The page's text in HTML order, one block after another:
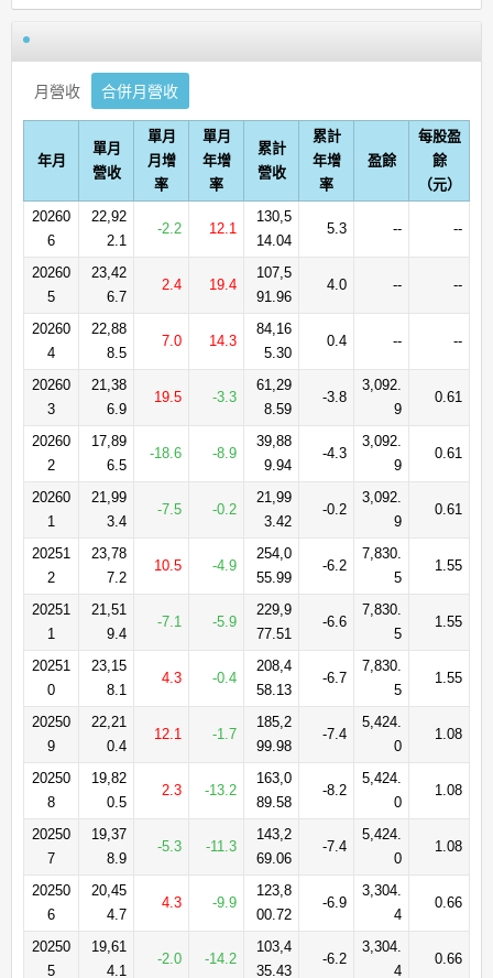
月營收 合併月營收
年月
單月
營收
單月
月增
率
單月
年增
率
累計
營收
累計
年增
率
盈餘
每股盈
餘
（元）
20260
6
22,92
2.1
-2.2 12.1
130,5
14.04
5.3 -- --
20260
5
23,42
6.7
2.4 19.4
107,5
91.96
4.0 -- --
20260
4
22,88
8.5
7.0 14.3
84,16
5.30
0.4 -- --
20260
3
21,38
6.9
19.5 -3.3
61,29
8.59
-3.8
3,092.
9
0.61
20260
2
17,89
6.5
-18.6 -8.9
39,88
9.94
-4.3
3,092.
9
0.61
20260
1
21,99
3.4
-7.5 -0.2
21,99
3.42
-0.2
3,092.
9
0.61
20251
2
23,78
7.2
10.5 -4.9
254,0
55.99
-6.2
7,830.
5
1.55
20251
1
21,51
9.4
-7.1 -5.9
229,9
77.51
-6.6
7,830.
5
1.55
20251
0
23,15
8.1
4.3 -0.4
208,4
58.13
-6.7
7,830.
5
1.55
20250
9
22,21
0.4
12.1 -1.7
185,2
99.98
-7.4
5,424.
0
1.08
20250
8
19,82
0.5
2.3 -13.2
163,0
89.58
-8.2
5,424.
0
1.08
20250
7
19,37
8.9
-5.3 -11.3
143,2
69.06
-7.4
5,424.
0
1.08
20250
6
20,45
4.7
4.3 -9.9
123,8
00.72
-6.9
3,304.
4
0.66
20250
5
19,61
4.1
-2.0 -14.2
103,4
35.43
-6.2
3,304.
4
0.66